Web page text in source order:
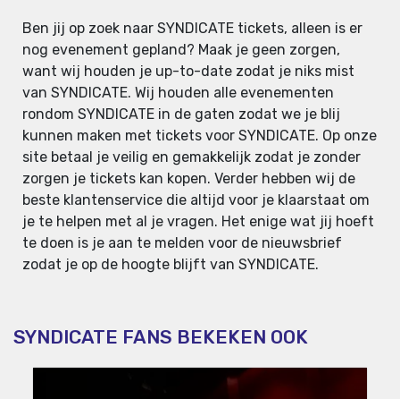
Ben jij op zoek naar SYNDICATE tickets, alleen is er
nog evenement gepland? Maak je geen zorgen,
want wij houden je up-to-date zodat je niks mist
van SYNDICATE. Wij houden alle evenementen
rondom SYNDICATE in de gaten zodat we je blij
kunnen maken met tickets voor SYNDICATE. Op onze
site betaal je veilig en gemakkelijk zodat je zonder
zorgen je tickets kan kopen. Verder hebben wij de
beste klantenservice die altijd voor je klaarstaat om
je te helpen met al je vragen. Het enige wat jij hoeft
te doen is je aan te melden voor de nieuwsbrief
zodat je op de hoogte blijft van SYNDICATE.
SYNDICATE FANS BEKEKEN OOK